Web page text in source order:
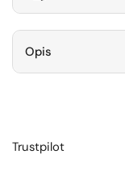
Opis
Trustpilot